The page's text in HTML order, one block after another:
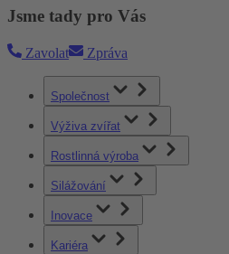
Jsme tady pro Vás
Zavolat Zpráva
Společnost
Výživa zvířat
Rostlinná výroba
Silážování
Inovace
Kariéra